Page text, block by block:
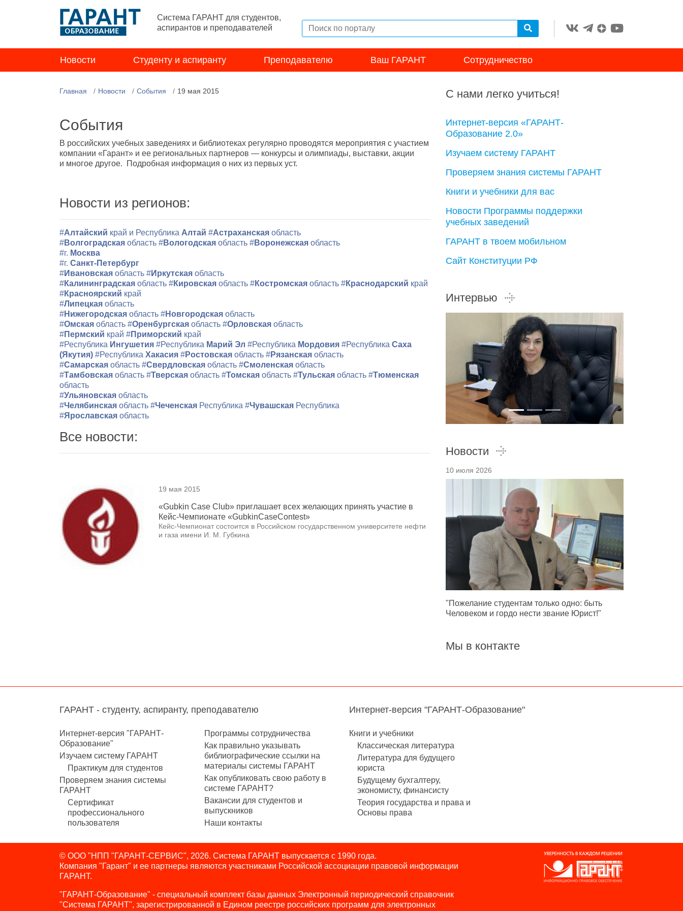
Система ГАРАНТ для студентов,
аспирантов и преподавателей
Новости Студенту и аспиранту Преподавателю Ваш ГАРАНТ Сотрудничество
Главная Новости События 19 мая 2015
События
В российских учебных заведениях и библиотеках регулярно проводятся мероприятия с участием
компании «Гарант» и ее региональных партнеров — конкурсы и олимпиады, выставки, акции
и многое другое. Подробная информация о них из первых уст.
Новости из регионов:
#Алтайский край и Республика Алтай #Астраханская область
#Волгоградская область #Вологодская область #Воронежская область
#г. Москва
#г. Санкт-Петербург
#Ивановская область #Иркутская область
#Калининградская область #Кировская область #Костромская область #Краснодарский край
#Красноярский край
#Липецкая область
#Нижегородская область #Новгородская область
#Омская область #Оренбургская область #Орловская область
#Пермский край #Приморский край
#Республика Ингушетия #Республика Марий Эл #Республика Мордовия #Республика Саха
(Якутия) #Республика Хакасия #Ростовская область #Рязанская область
#Самарская область #Свердловская область #Смоленская область
#Тамбовская область #Тверская область #Томская область #Тульская область #Тюменская
область
#Ульяновская область
#Челябинская область #Чеченская Республика #Чувашская Республика
#Ярославская область
Все новости:
19 мая 2015
«Gubkin Case Club» приглашает всех желающих принять участие в
Кейс-Чемпионате «GubkinCaseContest»
Кейс-Чемпионат состоится в Российском государственном университете нефти
и газа имени И. М. Губкина
С нами легко учиться!
Интернет-версия «ГАРАНТ-
Образование 2.0»
Изучаем систему ГАРАНТ
Проверяем знания системы ГАРАНТ
Книги и учебники для вас
Новости Программы поддержки
учебных заведений
ГАРАНТ в твоем мобильном
Сайт Конституции РФ
Интервью
Новости
10 июля 2026
"Пожелание студентам только одно: быть
Человеком и гордо нести звание Юрист!"
Мы в контакте
ГАРАНТ - студенту, аспиранту, преподавателю
Интернет-версия "ГАРАНТ-
Образование"
Изучаем систему ГАРАНТ
Практикум для студентов
Проверяем знания системы
ГАРАНТ
Сертификат
профессионального
пользователя
Программы сотрудничества
Как правильно указывать
библиографические ссылки на
материалы системы ГАРАНТ
Как опубликовать свою работу в
системе ГАРАНТ?
Вакансии для студентов и
выпускников
Наши контакты
Интернет-версия "ГАРАНТ-Образование"
Книги и учебники
Классическая литература
Литература для будущего
юриста
Будущему бухгалтеру,
экономисту, финансисту
Теория государства и права и
Основы права
© ООО "НПП "ГАРАНТ-СЕРВИС", 2026. Система ГАРАНТ выпускается с 1990 года.
Компания "Гарант" и ее партнеры являются участниками Российской ассоциации правовой информации
ГАРАНТ.
"ГАРАНТ-Образование" - специальный комплект базы данных Электронный периодический справочник
"Система ГАРАНТ", зарегистрированной в Едином реестре российских программ для электронных